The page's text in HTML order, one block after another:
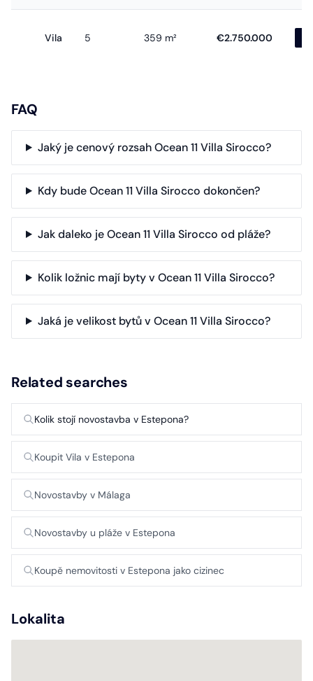
Vila 5 359 m² €2.750.000
FAQ
Jaký je cenový rozsah Ocean 11 Villa Sirocco?
Kdy bude Ocean 11 Villa Sirocco dokončen?
Jak daleko je Ocean 11 Villa Sirocco od pláže?
Kolik ložnic mají byty v Ocean 11 Villa Sirocco?
Jaká je velikost bytů v Ocean 11 Villa Sirocco?
Related searches
Kolik stojí novostavba v Estepona?
Koupit Vila v Estepona
Novostavby v Málaga
Novostavby u pláže v Estepona
Koupě nemovitosti v Estepona jako cizinec
Lokalita